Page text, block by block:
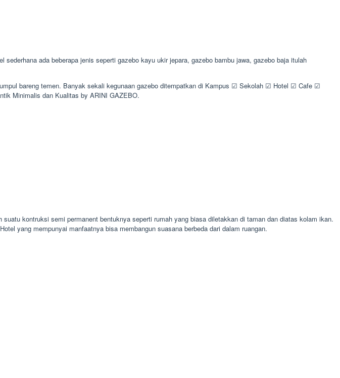
ada beberapa jenis seperti gazebo kayu ukir jepara, gazebo bambu jawa, gazebo baja itulah
bareng temen. Banyak sekali kegunaan gazebo ditempatkan di Kampus ☑ Sekolah ☑ Hotel ☑ Cafe ☑
Minimalis dan Kualitas by ARINI GAZEBO.
kontruksi semi permanent bentuknya seperti rumah yang biasa diletakkan di taman dan diatas kolam ikan.
yang mempunyai manfaatnya bisa membangun suasana berbeda dari dalam ruangan.